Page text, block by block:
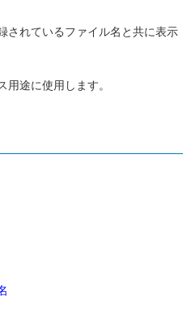
されているファイル名と共に表示
用途に使用します。